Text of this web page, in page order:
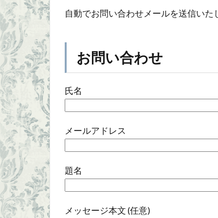
自動でお問い合わせメールを送信いた
お問い合わせ
氏名
メールアドレス
題名
メッセージ本文 (任意)